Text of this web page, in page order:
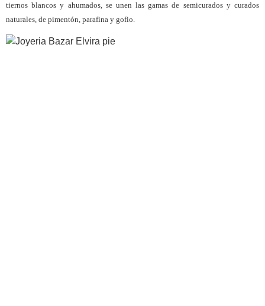
tiernos blancos y ahumados, se unen las gamas de semicurados y curados
naturales, de pimentón, parafina y gofio.